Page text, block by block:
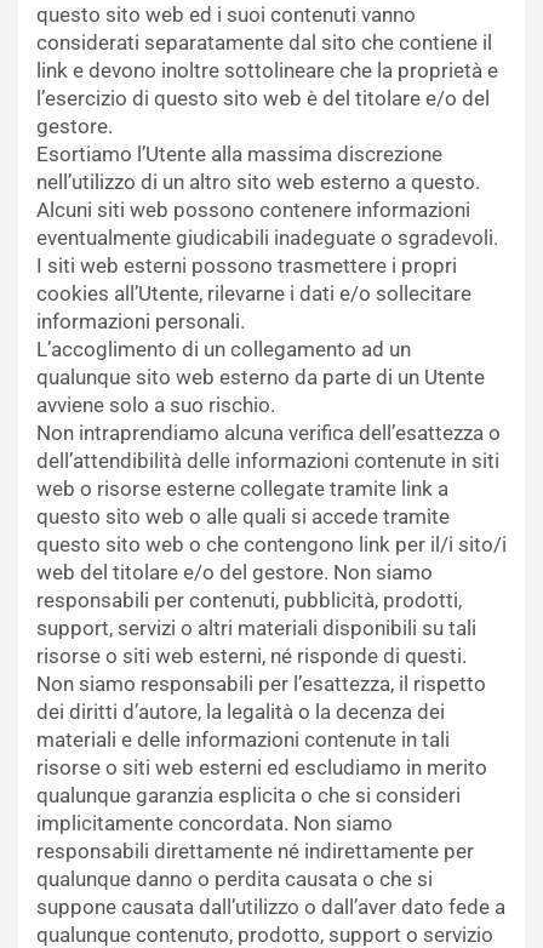
questo sito web ed i suoi contenuti vanno
considerati separatamente dal sito che contiene il
link e devono inoltre sottolineare che la proprietà e
l’esercizio di questo sito web è del titolare e/o del
gestore.
Esortiamo l’Utente alla massima discrezione
nell’utilizzo di un altro sito web esterno a questo.
Alcuni siti web possono contenere informazioni
eventualmente giudicabili inadeguate o sgradevoli.
I siti web esterni possono trasmettere i propri
cookies all’Utente, rilevarne i dati e/o sollecitare
informazioni personali.
L’accoglimento di un collegamento ad un
qualunque sito web esterno da parte di un Utente
avviene solo a suo rischio.
Non intraprendiamo alcuna verifica dell’esattezza o
dell’attendibilità delle informazioni contenute in siti
web o risorse esterne collegate tramite link a
questo sito web o alle quali si accede tramite
questo sito web o che contengono link per il/i sito/i
web del titolare e/o del gestore. Non siamo
responsabili per contenuti, pubblicità, prodotti,
support, servizi o altri materiali disponibili su tali
risorse o siti web esterni, né risponde di questi.
Non siamo responsabili per l’esattezza, il rispetto
dei diritti d’autore, la legalità o la decenza dei
materiali e delle informazioni contenute in tali
risorse o siti web esterni ed escludiamo in merito
qualunque garanzia esplicita o che si consideri
implicitamente concordata. Non siamo
responsabili direttamente né indirettamente per
qualunque danno o perdita causata o che si
suppone causata dall’utilizzo o dall’aver dato fede a
qualunque contenuto, prodotto, support o servizio